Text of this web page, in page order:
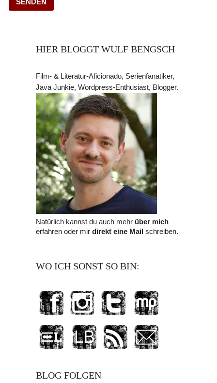
HIER BLOGGT WULF BENGSCH
Film- & Literatur-Aficionado, Serienfanatiker,
Java Junkie, Wordpress-Enthusiast, Blogger.
Natürlich kannst du auch mehr über mich
erfahren oder mir direkt eine Mailschreiben.
WO ICH SONST SO BIN:
BLOG FOLGEN